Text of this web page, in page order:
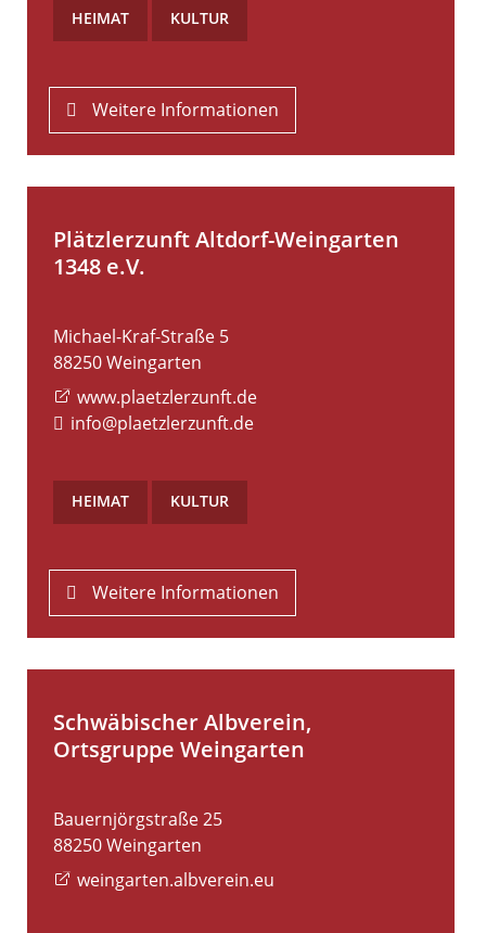
HEIMAT KULTUR
Weitere Informationen
Plätzlerzunft Altdorf-Weingarten
1348 e.V.
Michael-Kraf-Straße 5
88250Weingarten
www.plaetzlerzunft.de
info@plaetzlerzunft.de
HEIMAT KULTUR
Weitere Informationen
Schwäbischer Albverein,
Ortsgruppe Weingarten
Bauernjörgstraße 25
88250Weingarten
weingarten.albverein.eu